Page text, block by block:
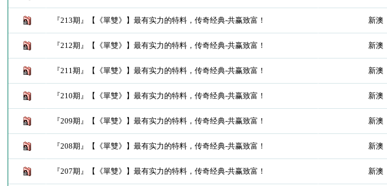
『213期』【《單雙》】最有实力的特料，传奇经典-共赢致富！ 新澳
『212期』【《單雙》】最有实力的特料，传奇经典-共赢致富！ 新澳
『211期』【《單雙》】最有实力的特料，传奇经典-共赢致富！ 新澳
『210期』【《單雙》】最有实力的特料，传奇经典-共赢致富！ 新澳
『209期』【《單雙》】最有实力的特料，传奇经典-共赢致富！ 新澳
『208期』【《單雙》】最有实力的特料，传奇经典-共赢致富！ 新澳
『207期』【《單雙》】最有实力的特料，传奇经典-共赢致富！ 新澳